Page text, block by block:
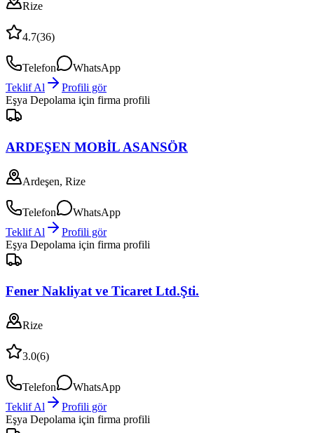
Rize
4.7(36)
Telefon
WhatsApp
Teklif Al
Profili gör
Eşya Depolama için firma profili
ARDEŞEN MOBİL ASANSÖR
Ardeşen, Rize
Telefon
WhatsApp
Teklif Al
Profili gör
Eşya Depolama için firma profili
Fener Nakliyat ve Ticaret Ltd.Şti.
Rize
3.0(6)
Telefon
WhatsApp
Teklif Al
Profili gör
Eşya Depolama için firma profili